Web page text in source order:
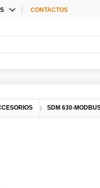
CONTACTOS
SDM 630-